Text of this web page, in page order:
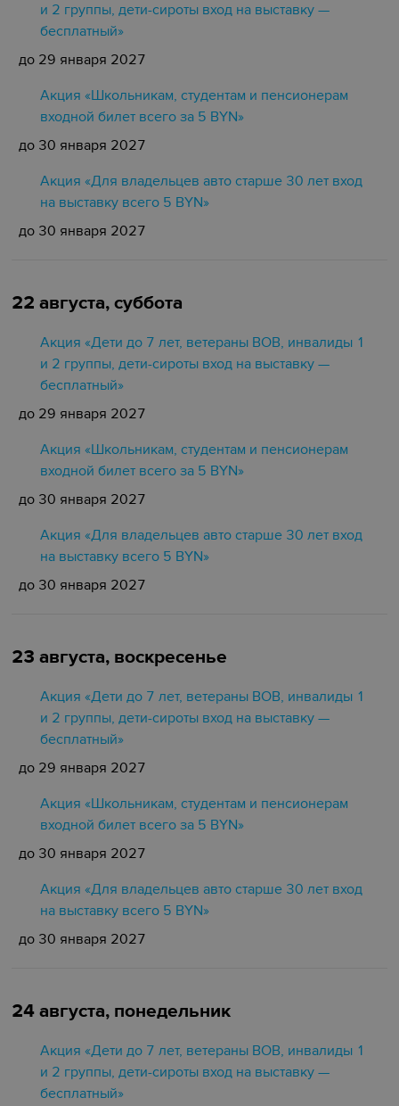
и 2 группы, дети-сироты вход на выставку —
бесплатный»
до 29 января 2027
Акция «Школьникам, студентам и пенсионерам
входной билет всего за 5 BYN»
до 30 января 2027
Акция «Для владельцев авто старше 30 лет вход
на выставку всего 5 BYN»
до 30 января 2027
22 августа, суббота
Акция «Дети до 7 лет, ветераны ВОВ, инвалиды 1
и 2 группы, дети-сироты вход на выставку —
бесплатный»
до 29 января 2027
Акция «Школьникам, студентам и пенсионерам
входной билет всего за 5 BYN»
до 30 января 2027
Акция «Для владельцев авто старше 30 лет вход
на выставку всего 5 BYN»
до 30 января 2027
23 августа, воскресенье
Акция «Дети до 7 лет, ветераны ВОВ, инвалиды 1
и 2 группы, дети-сироты вход на выставку —
бесплатный»
до 29 января 2027
Акция «Школьникам, студентам и пенсионерам
входной билет всего за 5 BYN»
до 30 января 2027
Акция «Для владельцев авто старше 30 лет вход
на выставку всего 5 BYN»
до 30 января 2027
24 августа, понедельник
Акция «Дети до 7 лет, ветераны ВОВ, инвалиды 1
и 2 группы, дети-сироты вход на выставку —
бесплатный»